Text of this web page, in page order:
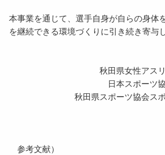
本事業を通じて、選手自身が自らの身体
を継続できる環境づくりに引き続き寄与
秋田県女性アス
日本スポーツ
秋田県スポーツ協会ス
参考文献）